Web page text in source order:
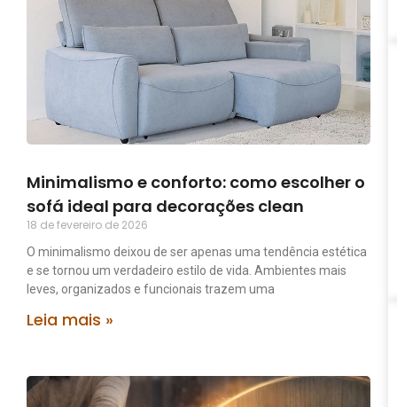
Minimalismo e conforto: como escolher o
sofá ideal para decorações clean
18 de fevereiro de 2026
O minimalismo deixou de ser apenas uma tendência estética
e se tornou um verdadeiro estilo de vida. Ambientes mais
leves, organizados e funcionais trazem uma
Leia mais »